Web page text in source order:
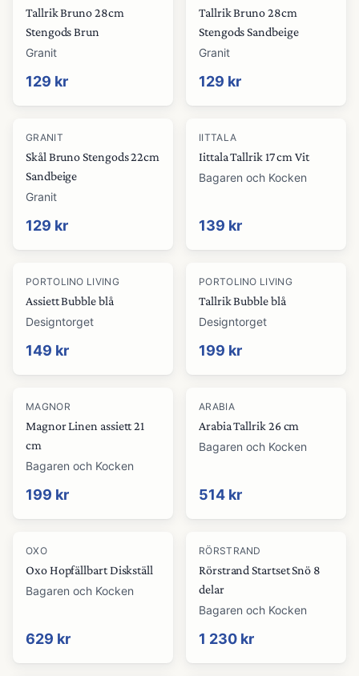
Tallrik Bruno 28cm
Stengods Brun
Granit
129 kr
Tallrik Bruno 28cm
Stengods Sandbeige
Granit
129 kr
GRANIT
Skål Bruno Stengods 22cm
Sandbeige
Granit
129 kr
IITTALA
Iittala Tallrik 17 cm Vit
Bagaren och Kocken
139 kr
PORTOLINO LIVING
Assiett Bubble blå
Designtorget
149 kr
PORTOLINO LIVING
Tallrik Bubble blå
Designtorget
199 kr
MAGNOR
Magnor Linen assiett 21
cm
Bagaren och Kocken
199 kr
ARABIA
Arabia Tallrik 26 cm
Bagaren och Kocken
514 kr
OXO
Oxo Hopfällbart Diskställ
Bagaren och Kocken
629 kr
RÖRSTRAND
Rörstrand Startset Snö 8
delar
Bagaren och Kocken
1 230 kr